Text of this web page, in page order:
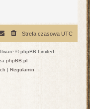
Strefa czasowa UTC
© phpBB Limited
phpBB.pl
| Regulamin